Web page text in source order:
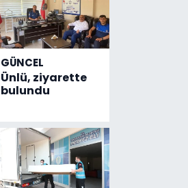
GÜNCEL
Ünlü, ziyarette
bulundu